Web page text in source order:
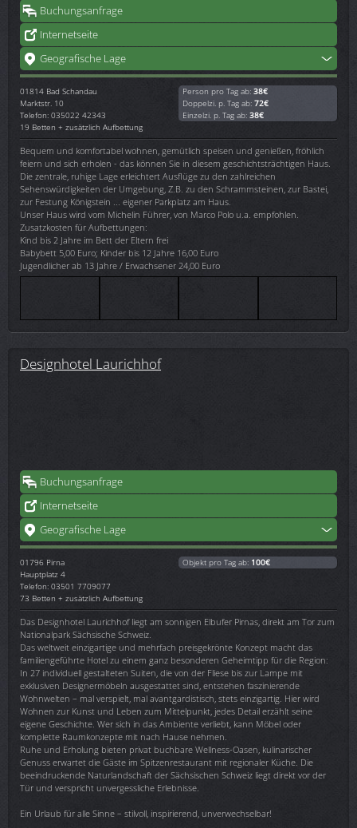
Buchungsanfrage
Internetseite
Geografische Lage
01814 Bad Schandau
Marktstr. 10
Telefon: 035022 42343
19 Betten + zusätzlich Aufbettung
Person pro Tag ab: 38€
Doppelzi. p. Tag ab: 72€
Einzelzi. p. Tag ab: 38€
Bequem und komfortabel wohnen, gemütlich speisen und genießen, fröhlich
feiern und sich erholen - das können Sie in diesem geschichtsträchtigen Haus.
Die zentrale, ruhige Lage erleichtert Ausflüge zu den zahlreichen
Sehenswürdigkeiten der Umgebung, Z.B. zu den Schrammsteinen, zur Bastei,
zur Festung Königstein ... eigener Parkplatz am Haus.
Unser Haus wird vom Michelin Führer, von Marco Polo u.a. empfohlen.
Zusatzkosten für Aufbettungen:
Kind bis 2 Jahre im Bett der Eltern frei
Babybett 5,00 Euro; Kinder bis 12 Jahre 16,00 Euro
Jugendlicher ab 13 Jahre / Erwachsener 24,00 Euro
Designhotel Laurichhof
Buchungsanfrage
Internetseite
Geografische Lage
01796 Pirna
Hauptplatz 4
Telefon: 03501 7709077
73 Betten + zusätzlich Aufbettung
Objekt pro Tag ab: 100€
Das Designhotel Laurichhof liegt am sonnigen Elbufer Pirnas, direkt am Tor zum
Nationalpark Sächsische Schweiz.
Das weltweit einzigartige und mehrfach preisgekrönte Konzept macht das
familiengeführte Hotel zu einem ganz besonderen Geheimtipp für die Region:
In 27 individuell gestalteten Suiten, die von der Fliese bis zur Lampe mit
exklusiven Designermöbeln ausgestattet sind, entstehen faszinierende
Wohnwelten – mal verspielt, mal avantgardistisch, stets einzigartig. Hier wird
Wohnen zur Kunst und Leben zum Mittelpunkt, jedes Detail erzählt seine
eigene Geschichte. Wer sich in das Ambiente verliebt, kann Möbel oder
komplette Raumkonzepte mit nach Hause nehmen.
Ruhe und Erholung bieten privat buchbare Wellness-Oasen, kulinarischer
Genuss erwartet die Gäste im Spitzenrestaurant mit regionaler Küche. Die
beeindruckende Naturlandschaft der Sächsischen Schweiz liegt direkt vor der
Tür und verspricht unvergessliche Erlebnisse.
Ein Urlaub für alle Sinne – stilvoll, inspirierend, unverwechselbar!